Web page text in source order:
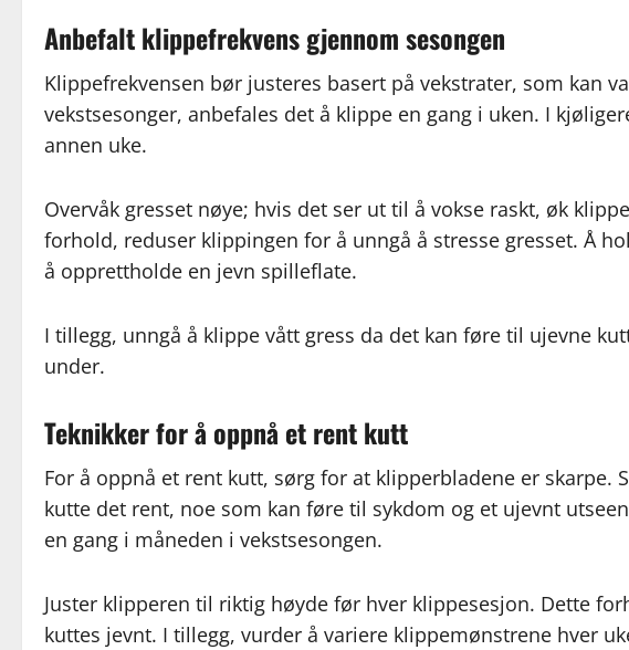
Anbefalt klippefrekvens gjennom sesongen
Klippefrekvensen bør justeres basert på vekstrater, som kan
vekstsesonger, anbefales det å klippe en gang i uken. I
annen uke.
Overvåk gresset nøye; hvis det ser ut til å vokse raskt, øk
forhold, reduser klippingen for å unngå å stresse gresset. Å
å opprettholde en jevn spilleflate.
I tillegg, unngå å klippe vått gress da det kan føre til ujevne
under.
Teknikker for å oppnå et rent kutt
For å oppnå et rent kutt, sørg for at klipperbladene er skarpe.
kutte det rent, noe som kan føre til sykdom og et ujevnt
en gang i måneden i vekstsesongen.
Juster klipperen til riktig høyde før hver klippesesjon. Dette
kuttes jevnt. I tillegg, vurder å variere klippemønstrene hver